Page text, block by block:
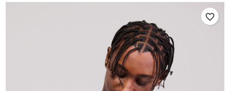
favorite_border